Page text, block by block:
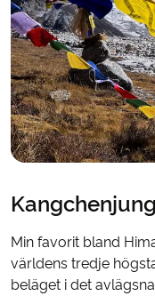
Min favorit bland
världens tredje
beläget i det